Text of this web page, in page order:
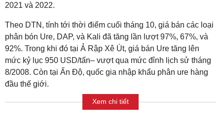
2021 và 2022.
Theo DTN, tính tới thời điểm cuối tháng 10, giá bán các loại
phân bón Ure, DAP, và Kali đã tăng lần lượt 97%, 67%, và
92%. Trong khi đó tại Ả Rập Xê Út, giá bán Ure tăng lên
mức kỷ lục 950 USD/tấn– vượt qua mức đỉnh lịch sử tháng
8/2008. Còn tại Ấn Độ, quốc gia nhập khẩu phân ure hàng
đầu thế giới.
Xem chi tiết